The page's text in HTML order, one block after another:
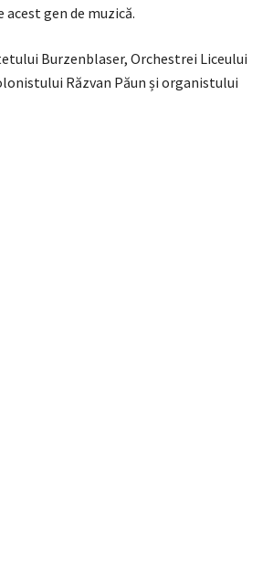
acest gen de muzică.
Burzenblaser, Orchestrei Liceului
Răzvan Păun și organistului